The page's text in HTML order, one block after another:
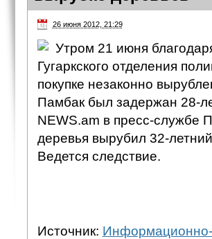
26 июня 2012, 21:29
Утром 21 июня
Гугаркского отделения
покупке незаконно
Памбак был задержан 28-
NEWS.am в пресс-службе
деревья вырубил 32-
Ведется следствие.
Источник: Информационно-